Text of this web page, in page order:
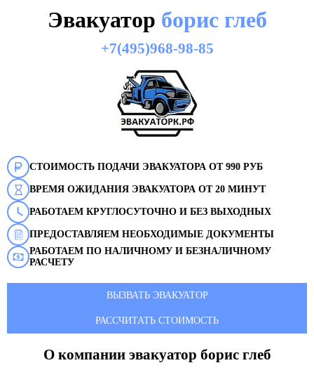
Эвакуатор борис глеб
+7(495)968-98-85
СТОИМОСТЬ ПОДАЧИ ЭВАКУАТОРА ОТ 990 РУБ
ВРЕМЯ ОЖИДАНИЯ ЭВАКУАТОРА ОТ 20 МИНУТ
РАБОТАЕМ КРУГЛОСУТОЧНО И БЕЗ ВЫХОДНЫХ
ПРЕДОСТАВЛЯЕМ НЕОБХОДИМЫЕ ДОКУМЕНТЫ
РАБОТАЕМ ПО НАЛИЧНОМУ И БЕЗНАЛИЧНОМУ
РАСЧЕТУ
ВЫЗВАТЬ ЭВАКУАТОР
РАССЧИТАТЬ СТОИМОСТЬ
О компании эвакуатор борис глеб